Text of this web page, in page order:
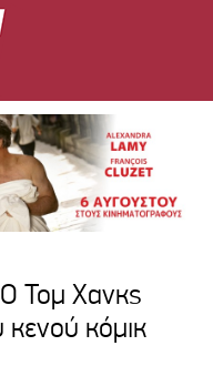
Ο Τομ Χανκς
κενού κόμικ